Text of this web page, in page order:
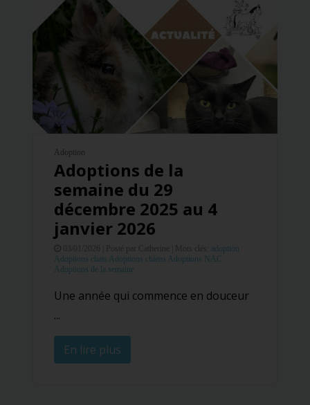
Adoption
Adoptions de la
semaine du 29
décembre 2025 au 4
janvier 2026
Posté par Catherine | Mots clés: adoption
Adoptions chats Adoptions chiens Adoptions NAC
Adoptions de la semaine
Une année qui commence en douceur
...
En lire plus